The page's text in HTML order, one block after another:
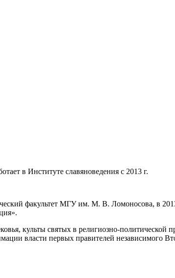
в Институте славяноведения с 2013 г.
факультет МГУ им. М. В. Ломоносова, в
культы святых в религиозно-политической
власти первых правителей независимого